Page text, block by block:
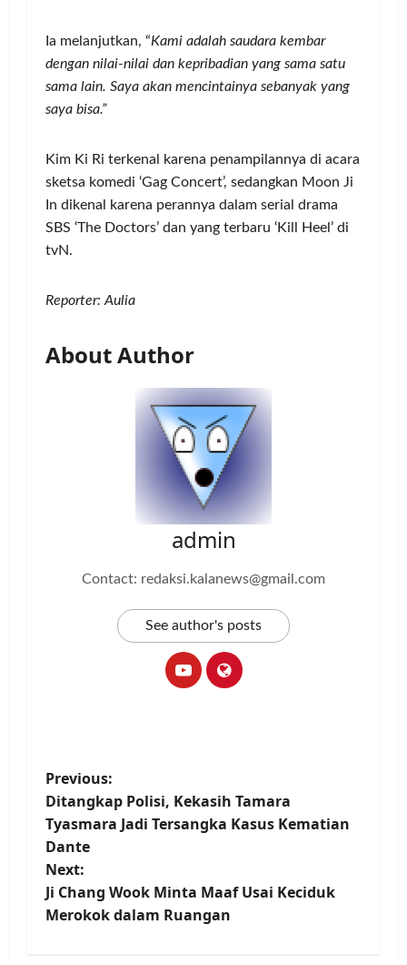
Ia melanjutkan, “Kami adalah saudara kembar
dengan nilai-nilai dan kepribadian yang sama satu
sama lain. Saya akan mencintainya sebanyak yang
saya bisa.”
Kim Ki Ri terkenal karena penampilannya di acara
sketsa komedi ‘Gag Concert’, sedangkan Moon Ji
In dikenal karena perannya dalam serial drama
SBS ‘The Doctors’ dan yang terbaru ‘Kill Heel’ di
tvN.
Reporter: Aulia
About Author
admin
Contact: redaksi.kalanews@gmail.com
See author's posts
P
o
s
t
Previous:
Ditangkap Polisi, Kekasih Tamara
Tyasmara Jadi Tersangka Kasus Kematian
Dante
Next:
Ji Chang Wook Minta Maaf Usai Keciduk
Merokok dalam Ruangan